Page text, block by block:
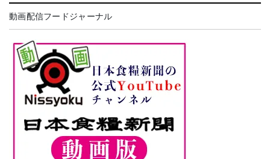
動画配信フードジャーナル